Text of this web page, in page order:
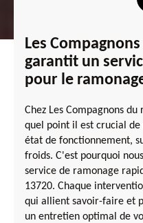
Les
garantit un
pour le
Chez Les Compagnons
quel point il est crucial
état de fonctionnement,
froids. C'est pourquoi
service de ramonage
13720. Chaque
qui allient savoir-faire et
un entretien optimal de